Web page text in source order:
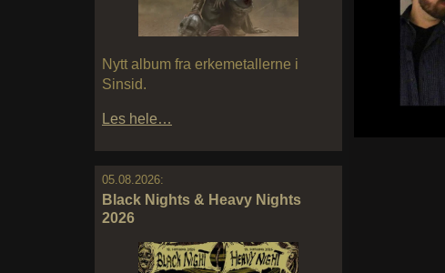
Nytt album fra erkemetallerne i
Sinsid.
Les hele…
05.08.2026:
Black Nights & Heavy Nights
2026